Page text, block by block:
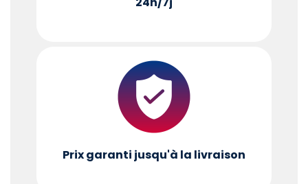
Prix garanti jusqu'à la livraison